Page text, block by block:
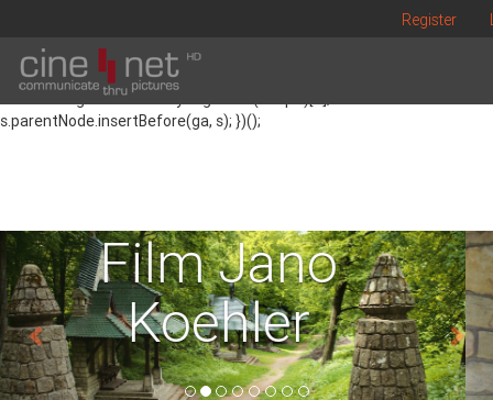
(function() { var ga = document.createElement('script'); ga.type =
document.location.protocol ? 'https://' : 'http://') +
'stats.g.doubleclick.net/dc.js'; var s =
document.getElementsByTagName('script')[0];
s.parentNode.insertBefore(ga, s); })();
Register
Jurkovičovy
mozaikami od
Jano Koehlera